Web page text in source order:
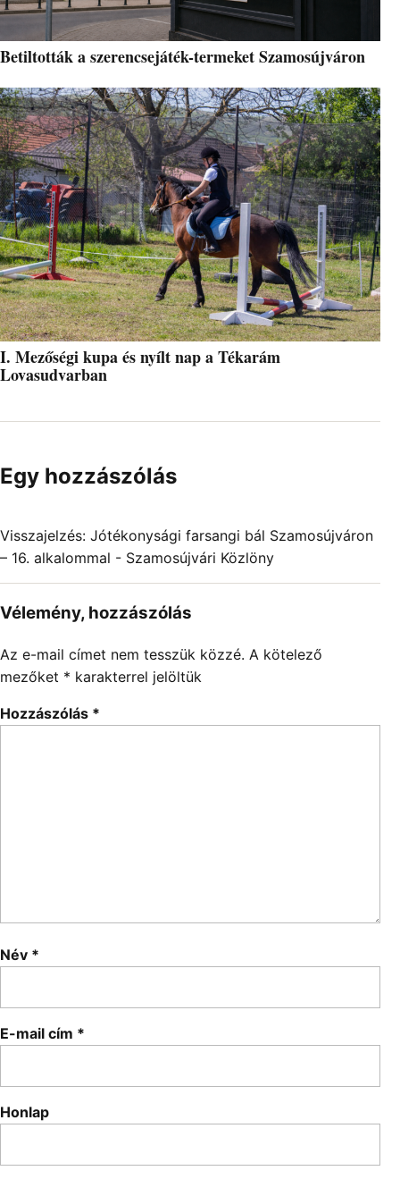
Betiltották a szerencsejáték-termeket Szamosújváron
I. Mezőségi kupa és nyílt nap a Tékarám
Lovasudvarban
Egy hozzászólás
Visszajelzés: Jótékonysági farsangi bál Szamosújváron
– 16. alkalommal - Szamosújvári Közlöny
Vélemény, hozzászólás
Az e-mail címet nem tesszük közzé. A kötelező
mezőket * karakterrel jelöltük
Hozzászólás *
Név *
E-mail cím *
Honlap